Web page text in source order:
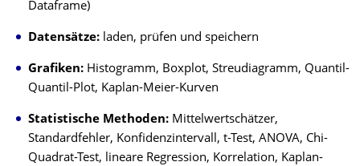
Dataframe)
Datensätze: laden, prüfen und speichern
Grafiken: Histogramm, Boxplot, Streudiagramm, Quantil-
Quantil-Plot, Kaplan-Meier-Kurven
Statistische Methoden: Mittelwertschätzer,
Standardfehler, Konfidenzintervall, t-Test, ANOVA, Chi-
Quadrat-Test, lineare Regression, Korrelation, Kaplan-